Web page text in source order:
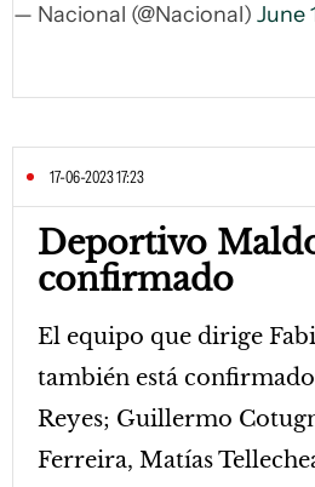
— Nacional (@Nacional) June
17-06-2023 17:23
Deportivo
confirmado
El equipo que dirige
también está
Reyes; Guillermo
Ferreira, Matías